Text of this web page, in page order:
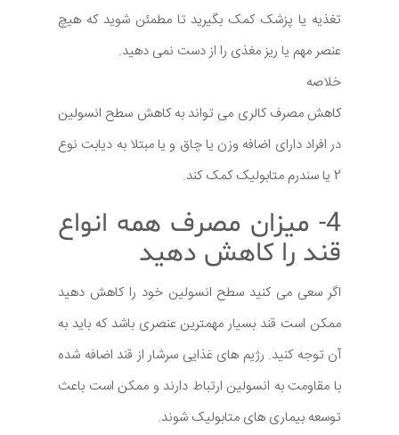
تغذیه یا پزشک کمک بگیرید تا مطمئن شوید که هیچ
عنصر مهم یا ریز مغذی را از دست نمی دهید.
خلاصه
کاهش مصرف کالری می تواند به کاهش سطح انسولین
در افراد دارای اضافه وزن یا چاق و یا مبتلا به دیابت نوع
2 یا سندرم متابولیک کمک کند.
4- میزان مصرف همه انواع
قند را کاهش دهید
اگر سعی می کنید سطح انسولین خود را کاهش دهید
ممکن است قند بسیار مهمترین عنصری باشد که باید به
آن توجه کنید. رژیم های غذایی سرشار از قند اضافه شده
با مقاومت به انسولین ارتباط دارند و ممکن است باعث
توسعه بیماری های متابولیک شوند.